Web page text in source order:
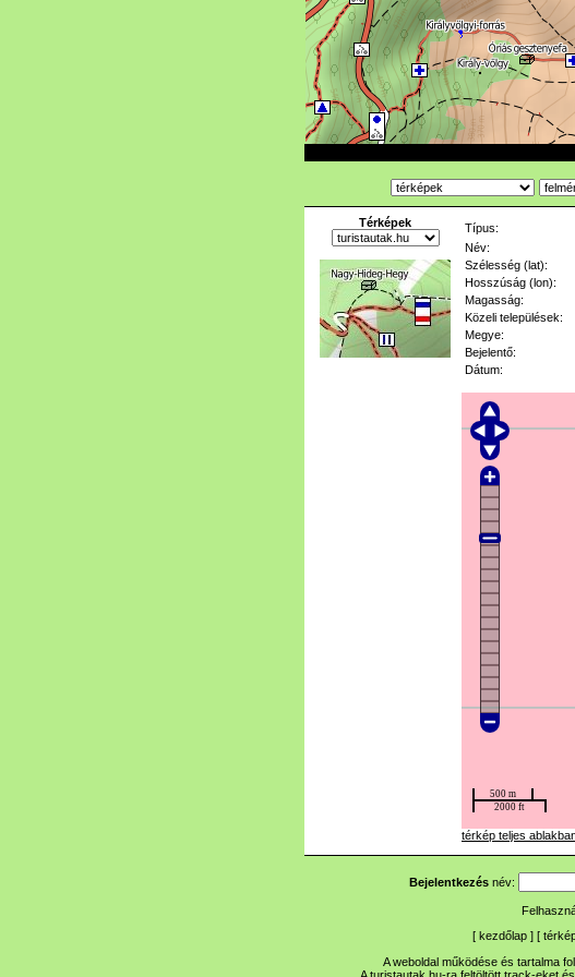
Térképek Típus:
Név:
Szélesség (lat):
Hosszúság (lon):
Magasság:
Közeli települések:
Megye:
Bejelentő:
Dátum:
térkép teljes
Bejelentkezés név:
[ kezdőlap ] [
A weboldal működése és tartalma